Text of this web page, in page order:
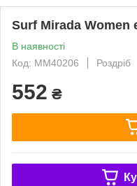
Surf Mirada Women
В наявності
Код: MM40206
Роздріб
552 ₴